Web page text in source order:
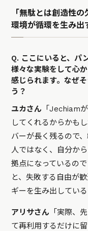
「無駄とは創造性
環境が循環を生み出
Q. ここにいると、パ
様々な実験をして心
感じられます。なぜ
う？
ユカさん 「Jechiam
してくれるからかも
バーが長く残るので
人ではなく、自分か
拠点になっているの
と、失敗する自由が
ギーを生み出している
アリサさん 「実際、
て再利用するだけに